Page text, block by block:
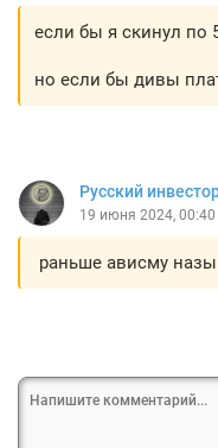
если бы я скинул по
но если бы дивы
Русский
19 июня 2024, 00:40
раньше ависму